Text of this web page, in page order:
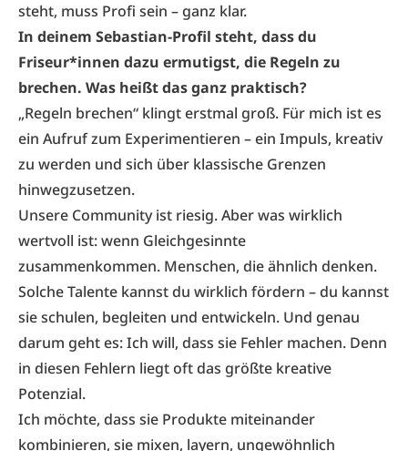
steht, muss Profi sein – ganz klar.
In deinem Sebastian-Profil steht, dass du
Friseur*innen dazu ermutigst, die Regeln zu
brechen. Was heißt das ganz praktisch?
„Regeln brechen“ klingt erstmal groß. Für mich ist es
ein Aufruf zum Experimentieren – ein Impuls, kreativ
zu werden und sich über klassische Grenzen
hinwegzusetzen.
Unsere Community ist riesig. Aber was wirklich
wertvoll ist: wenn Gleichgesinnte
zusammenkommen. Menschen, die ähnlich denken.
Solche Talente kannst du wirklich fördern – du kannst
sie schulen, begleiten und entwickeln. Und genau
darum geht es: Ich will, dass sie Fehler machen. Denn
in diesen Fehlern liegt oft das größte kreative
Potenzial.
Ich möchte, dass sie Produkte miteinander
kombinieren, sie mixen, layern, ungewöhnlich